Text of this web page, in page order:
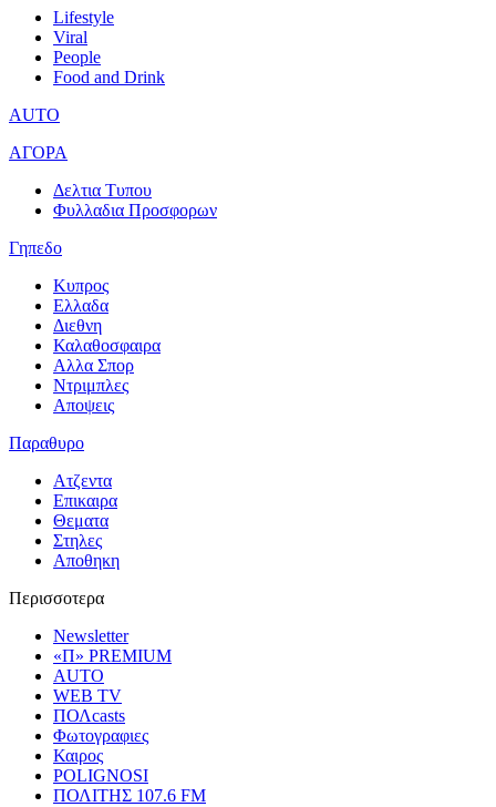
Lifestyle
Viral
People
Food and Drink
AUTO
ΑΓΟΡΑ
Δελτια Τυπου
Φυλλαδια Προσφορων
Γηπεδο
Κυπρος
Ελλαδα
Διεθνη
Καλαθοσφαιρα
Αλλα Σπορ
Ντριμπλες
Αποψεις
Παραθυρο
Ατζεντα
Επικαιρα
Θεματα
Στηλες
Αποθηκη
Περισσοτερα
Newsletter
«Π» PREMIUM
AUTO
WEB TV
ΠΟΛcasts
Φωτογραφιες
Καιρος
POLIGNOSI
ΠΟΛΙΤΗΣ 107.6 FM